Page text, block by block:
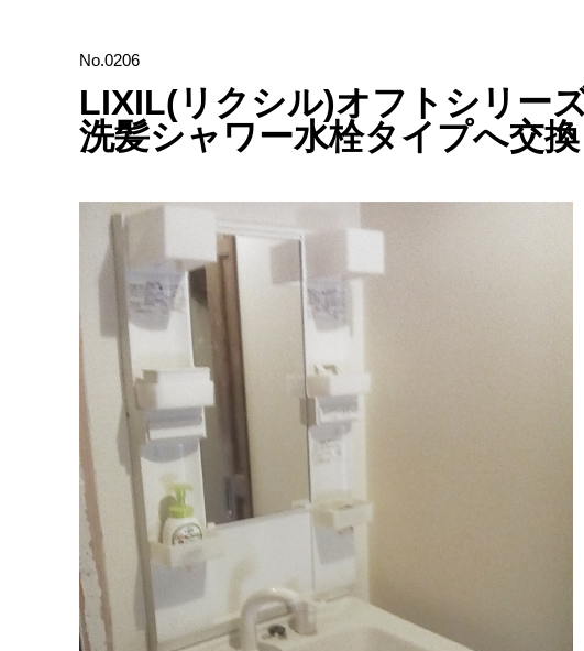
No.0206
LIXIL(リクシル)オフトシリー
洗髪シャワー水栓タイプへ交換